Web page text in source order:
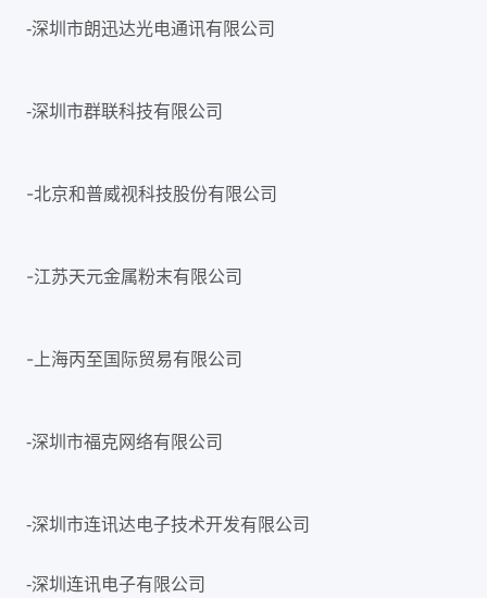
-深圳市朗迅达光电通讯有限公司
-深圳市群联科技有限公司
-北京和普威视科技股份有限公司
-江苏天元金属粉末有限公司
-上海丙至国际贸易有限公司
-深圳市福克网络有限公司
-深圳市连讯达电子技术开发有限公司
-深圳连讯电子有限公司